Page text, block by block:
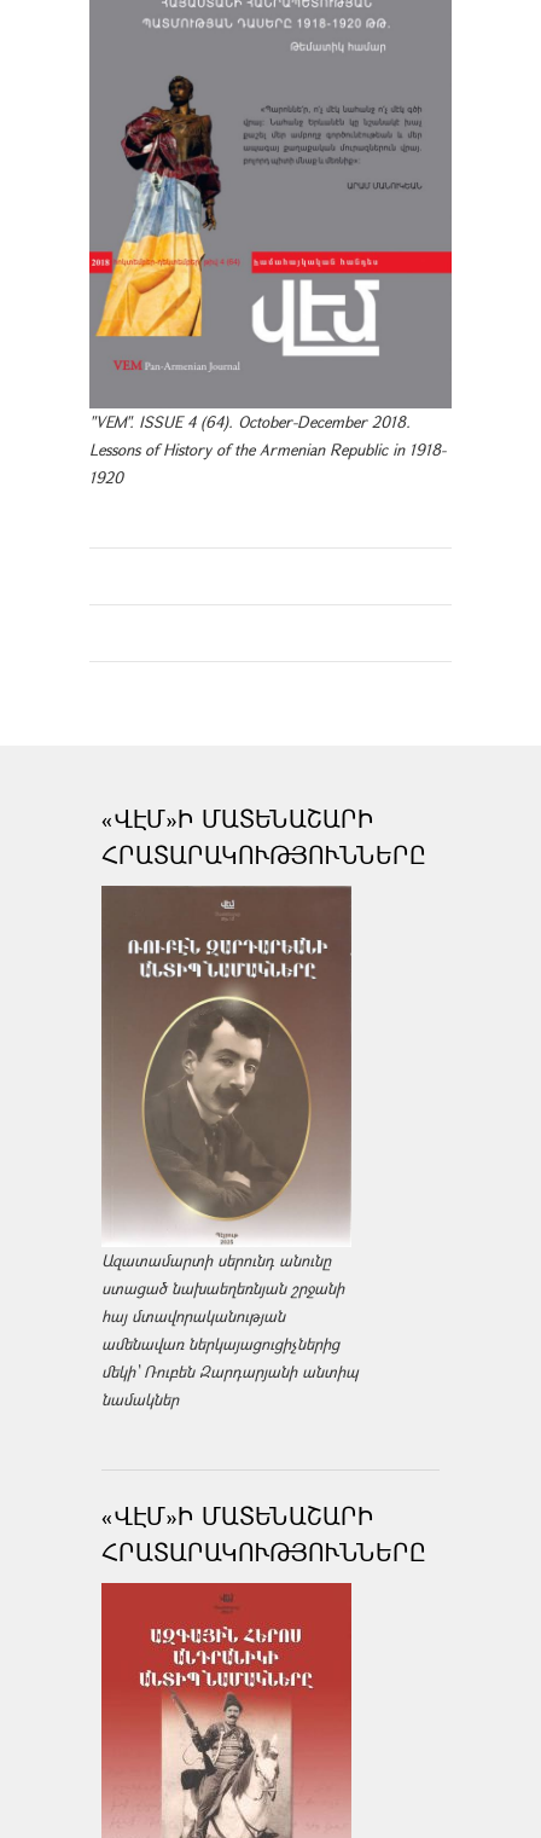
"VEM". ISSUE 4 (64). October-December 2018.
Lessons of History of the Armenian Republic in 1918-
1920
«ՎԷՄ»Ի ՄԱՏԵՆԱՇԱՐԻ
ՀՐԱՏԱՐԱԿՈՒԹՅՈՒՆՆԵՐԸ
Ազատամարտի սերունդ անունը
ստացած նախաեղեռնյան շրջանի
հայ մտավորականության
ամենավառ ներկայացուցիչներից
մեկի՝ Ռուբեն Զարդարյանի անտիպ
նամակներ
«ՎԷՄ»Ի ՄԱՏԵՆԱՇԱՐԻ
ՀՐԱՏԱՐԱԿՈՒԹՅՈՒՆՆԵՐԸ